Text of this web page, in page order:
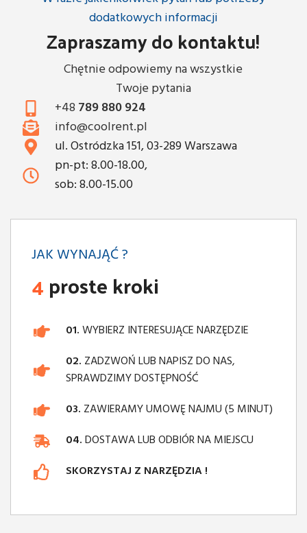
dodatkowych informacji
Zapraszamy do kontaktu!
Chętnie odpowiemy na wszystkie
Twoje pytania
+48 789 880 924
info@coolrent.pl
ul. Ostródzka 151, 03-289 Warszawa
pn-pt: 8.00-18.00,
sob: 8.00-15.00
JAK WYNAJĄĆ ?
4proste kroki
01.WYBIERZ INTERESUJĄCE NARZĘDZIE
02. ZADZWOŃ LUB NAPISZ DO NAS,
SPRAWDZIMY DOSTĘPNOŚĆ
03. ZAWIERAMY UMOWĘ NAJMU (5 MINUT)
04.DOSTAWA LUB ODBIÓR NA MIEJSCU
SKORZYSTAJ Z NARZĘDZIA !